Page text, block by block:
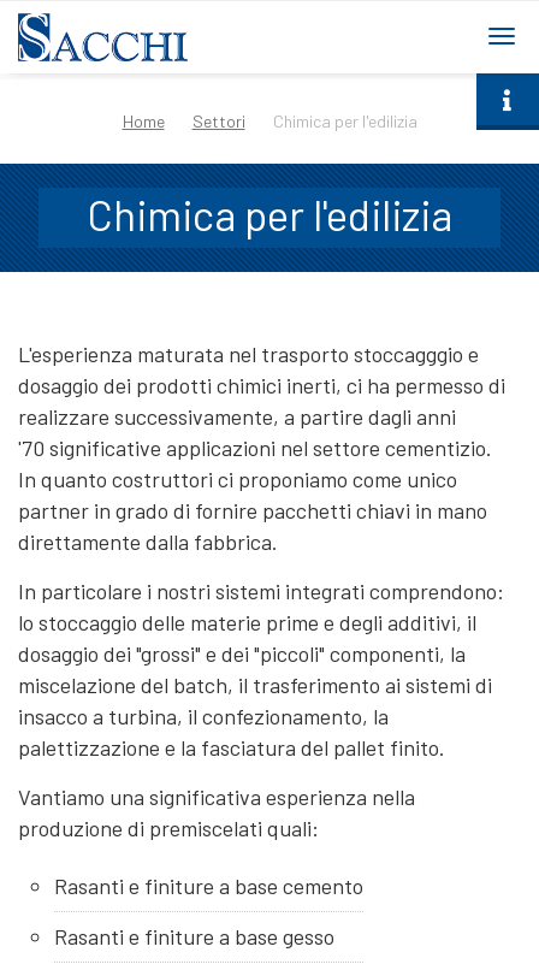
Home Settori Chimica per l'edilizia
Chimica per l'edilizia
L'esperienza maturata nel trasporto stoccagggio e
dosaggio dei prodotti chimici inerti, ci ha permesso di
realizzare successivamente, a partire dagli anni
'70 significative applicazioni nel settore cementizio.
In quanto costruttori ci proponiamo come unico
partner in grado di fornire pacchetti chiavi in mano
direttamente dalla fabbrica.
In particolare i nostri sistemi integrati comprendono:
lo stoccaggio delle materie prime e degli additivi, il
dosaggio dei "grossi" e dei "piccoli" componenti, la
miscelazione del batch, il trasferimento ai sistemi di
insacco a turbina, il confezionamento, la
palettizzazione e la fasciatura del pallet finito.
Vantiamo una significativa esperienza nella
produzione di premiscelati quali:
Rasanti e finiture a base cemento
Rasanti e finiture a base gesso